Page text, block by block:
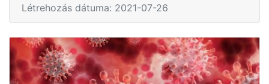
Létrehozás dátuma: 2021-07-26